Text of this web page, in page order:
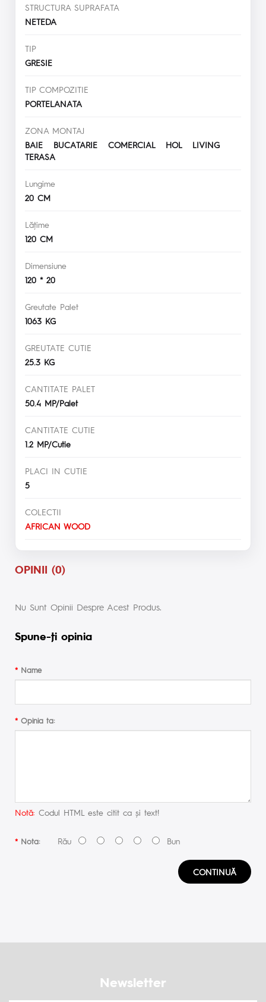
STRUCTURA SUPRAFATA
NETEDA
TIP
GRESIE
TIP COMPOZITIE
PORTELANATA
ZONA MONTAJ
BAIE BUCATARIE COMERCIAL HOL LIVING
TERASA
Lungime
20 CM
Lăţime
120 CM
Dimensiune
120 * 20
Greutate Palet
1063 KG
GREUTATE CUTIE
25.3 KG
CANTITATE PALET
50.4 MP/Palet
CANTITATE CUTIE
1.2 MP/Cutie
PLACI IN CUTIE
5
COLECTII
AFRICAN WOOD
OPINII (0)
Nu Sunt Opinii Despre Acest Produs.
Spune-ţi opinia
Name
Opinia ta:
Notă: Codul HTML este citit ca şi text!
Nota:Rău Bun
CONTINUĂ
Newsletter